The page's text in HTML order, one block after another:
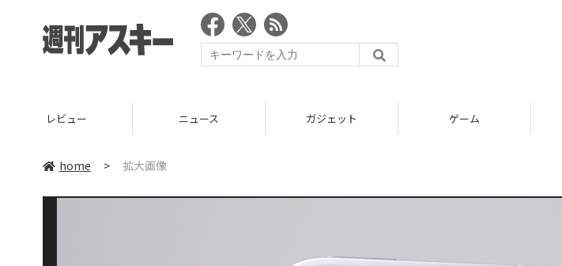
レビュー ニュース ガジェット ゲーム
home > 拡大画像